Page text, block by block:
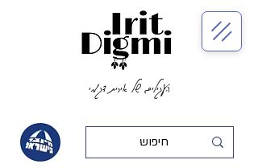
העגילים של אירית דגמי